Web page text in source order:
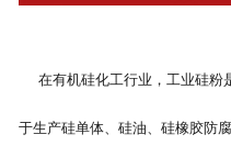
在有机硅化工行业，工业硅粉
于生产硅单体、硅油、硅橡胶防